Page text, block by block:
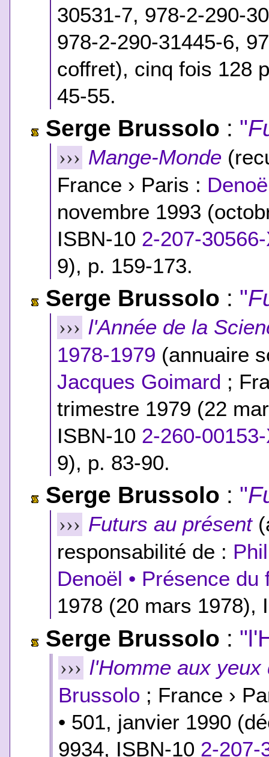
30531-7, 978-2-290-
978-2-290-31445-6,
coffret), cinq fois 128
45-55.
Serge Brussolo : "
››› Mange-Monde
France › Paris :
novembre 1993
ISBN-10 2-207-
9), p. 159-173.
Serge Brussolo : "
››› l'Année de la
1978-1979 (annuaire
Jacques Goimard ;
trimestre 1979 (22
ISBN-10 2-260-
9), p. 83-90.
Serge Brussolo : "
››› Futurs au présent
responsabilité de :
Denoël • Présence du
1978 (20 mars 1978),
Serge Brussolo :
››› l'Homme aux yeux
Brussolo ; France ›
• 501, janvier 1990
9934, ISBN-10 2-207-